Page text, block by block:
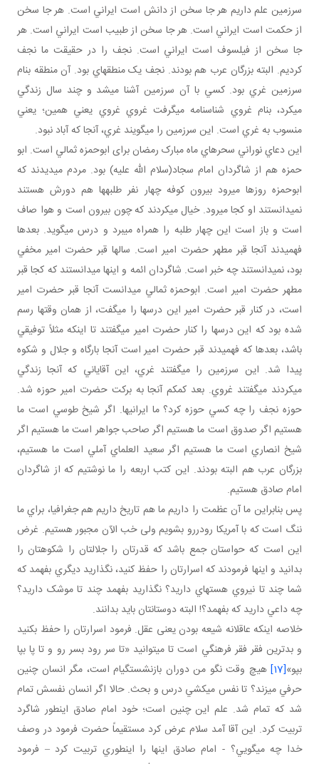
سرزمين علم داريم هر جا سخن از دانش است ايراني است. هر جا سخن
از حکمت است ايراني است. هر جا سخن از طبيب است ايراني است. هر
جا سخن از فيلسوف است ايراني است. نجف را در حقيقت ما نجف
کرديم. البته بزرگان عرب هم بودند. نجف يک منطقه اي بود. آن منطقه بنام
سرزمين غري بود. کسي با آن سرزمين آشنا مي شد و چند سال زندگي
مي کرد، بنام غروي شناسنامه مي گرفت غروي غروي يعني همين؛ يعني
منسوب به غري است. اين سرزمين را مي گويند غري، آنجا که آباد نبود.
اين دعاي نوراني سحرهاي ماه مبارک رمضان برای ابوحمزه ثمالي است. ابو
حمزه هم از شاگردان امام سجاد(سلام الله عليه) بود. مردم مي ديدند که
ابوحمزه روزها مي رود بيرون کوفه چهار نفر طلبه ها هم دورش هستند
نمي دانستند او کجا مي رود. خيال مي کردند که چون بيرون است و هوا صاف
است و باز است اين چهار طلبه را همراه مي برد و درس مي گويد. بعدها
فهميدند آنجا قبر مطهر حضرت امير است. سال ها قبر حضرت امير مخفي
بود، نمي دانستند چه خبر است. شاگردان ائمه و اينها مي دانستند که کجا قبر
مطهر حضرت امير است. ابوحمزه ثمالي مي دانست آنجا قبر حضرت امير
است، در کنار قبر حضرت امير اين درس ها را مي گفت، از همان وقت ها رسم
شده بود که اين درس ها را کنار حضرت امير مي گفتند تا اينکه مثلاً توفيقي
باشد، بعدها که فهميدند قبر حضرت امير است آنجا بارگاه و جلال و شکوه
پيدا شد. اين سرزمين را مي گفتند غري، اين آقاياني که آنجا زندگي
مي کردند مي گفتند غروي. بعد کم کم آنجا به برکت حضرت امير حوزه شد.
حوزه نجف را چه کسي حوزه کرد؟ ما ايراني ها. اگر شيخ طوسي است ما
هستيم اگر صدوق است ما هستيم اگر صاحب جواهر است ما هستيم اگر
شيخ انصاري است ما هستيم اگر سعيد العلماي آملي است ما هستيم،
بزرگان عرب هم البته بودند. اين کتب اربعه را ما نوشتيم که از شاگردان
امام صادق هستيم.
پس بنابراين ما آن عظمت را داريم ما هم تاريخ داريم هم جغرافيا، براي ما
ننگ است که با آمريکا رودررو بشويم ولی خب الآن مجبور هستيم. غرض
اين است که حواستان جمع باشد که قدرتان را جلالتان را شکوهتان را
بدانيد و اينها فرمودند که اسرارتان را حفظ کنيد، نگذاريد ديگري بفهمد که
شما چند تا نيروي هسته اي داريد؟ نگذاريد بفهمد چند تا موشک داريد؟
چه داعي داريد که بفهمد؟! البته دوستانتان بايد بدانند.
خلاصه اينکه عاقلانه شيعه بودن يعنی عقل. فرمود اسرارتان را حفظ بکنيد
و بدترين فقر فقر فرهنگي است تا مي توانيد «تا سر رود بسر رو و تا پا بپا
بپو»[17]
هيچ وقت نگو من دوران بازنشستگي ام است، مگر انسان چنين
حرفي مي زند؟ تا نفس مي کشي درس و بحث. حالا اگر انسان نفسش تمام
شد که تمام شد. علم اين چنين است؛ خود امام صادق اين طور شاگرد
تربيت کرد. اين آقا آمد سلام عرض کرد مستقيماً حضرت فرمود در وصف
خدا چه مي گويي؟ - امام صادق اينها را اين طوري تربيت کرد – فرمود